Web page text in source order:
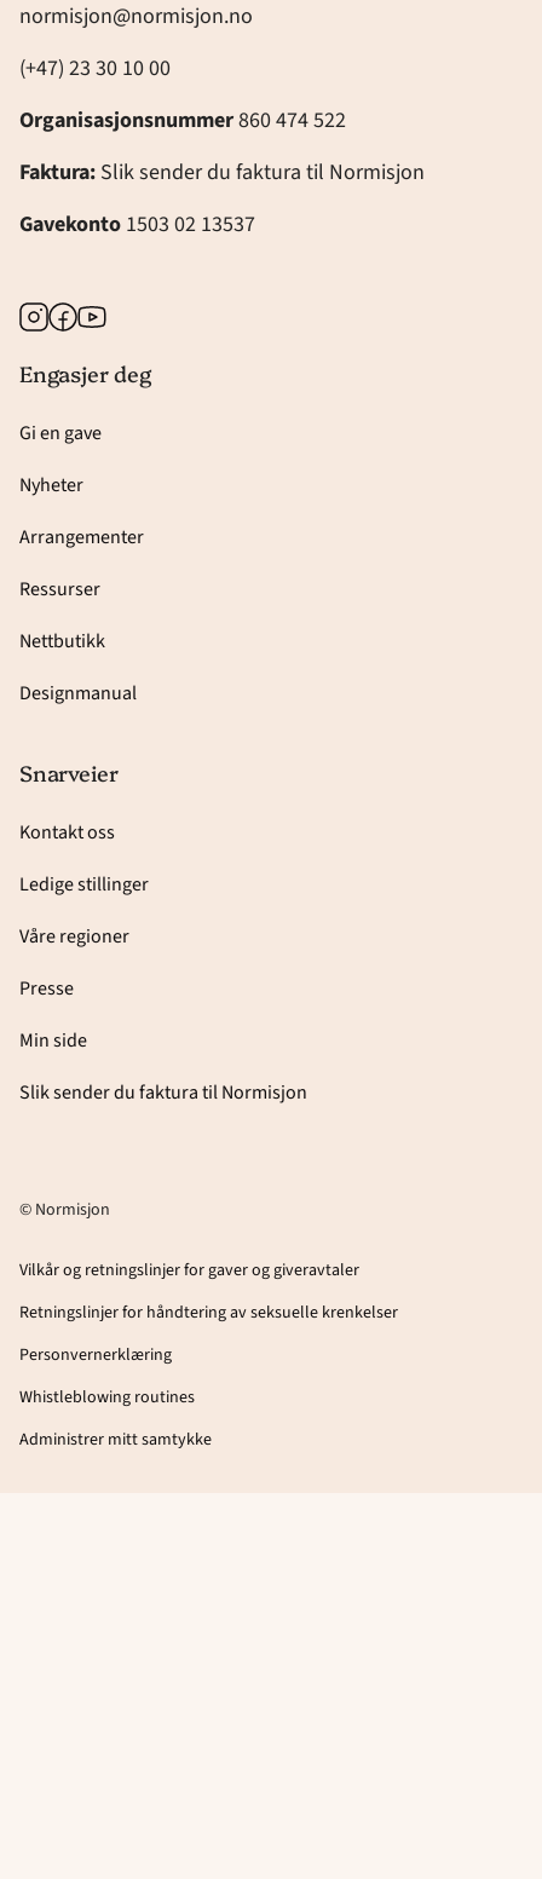
normisjon@normisjon.no
(+47) 23 30 10 00
Organisasjonsnummer860 474 522
Faktura: Slik sender du faktura til Normisjon
Gavekonto 1503 02 13537
Instagram
Facebook
Youtube
Engasjer deg
Gi en gave
Nyheter
Arrangementer
Ressurser
Nettbutikk
Designmanual
Snarveier
Kontakt oss
Ledige stillinger
Våre regioner
Presse
Min side
Slik sender du faktura til Normisjon
© Normisjon
Vilkår og retningslinjer for gaver og giveravtaler
Retningslinjer for håndtering av seksuelle krenkelser
Personvernerklæring
Whistleblowing routines
Administrer mitt samtykke